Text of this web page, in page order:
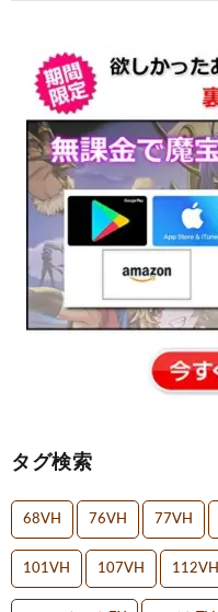
タグ検索
68VH 76VH 77VH
101VH 107VH 112VH